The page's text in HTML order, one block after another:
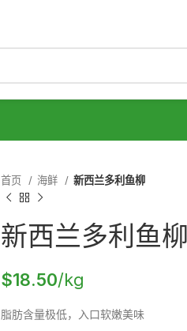
首页 海鲜 新西兰多利鱼柳
新西兰多利鱼柳
$18.50/kg
脂肪含量极低，入口软嫩美味